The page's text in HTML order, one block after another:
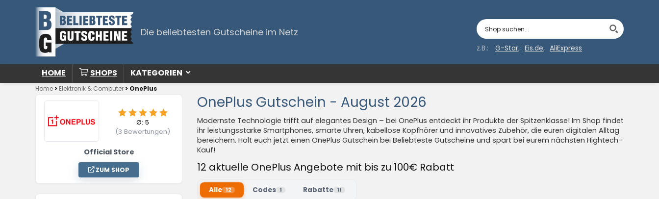
Die beliebtesten Gutscheine im Netz
z.B.: G-Star Eis.de AliExpress
HOME SHOPS KATEGORIEN
Home > Elektronik & Computer > OnePlus
OnePlus Gutschein - August 2026
Modernste Technologie trifft auf elegantes Design – bei OnePlus entdeckt ihr Produkte der Spitzenklasse! Im Shop findet
ihr leistungsstarke Smartphones, smarte Uhren, kabellose Kopfhörer und innovatives Zubehör, die euren digitalen Alltag
bereichern. Holt euch jetzt einen OnePlus Gutschein bei Beliebteste Gutscheine und spart bei eurem nächsten Hightech-
Kauf!
12 aktuelle OnePlus Angebote mit bis zu 100€ Rabatt
Official Store
Ø: 5
(3 Bewertungen)
ZUM SHOP
Alle 12 Codes 1 Rabatte 11